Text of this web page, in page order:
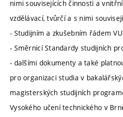
nimi souvisejících činnosti a
vzdělávací, tvůrčí a s nimi
- Studijním a zkušebním řádem
- Směrnicí Standardy studijních
- dalšími dokumenty a také
pro organizaci studia v
magisterských studijních
Vysokého učení technického v